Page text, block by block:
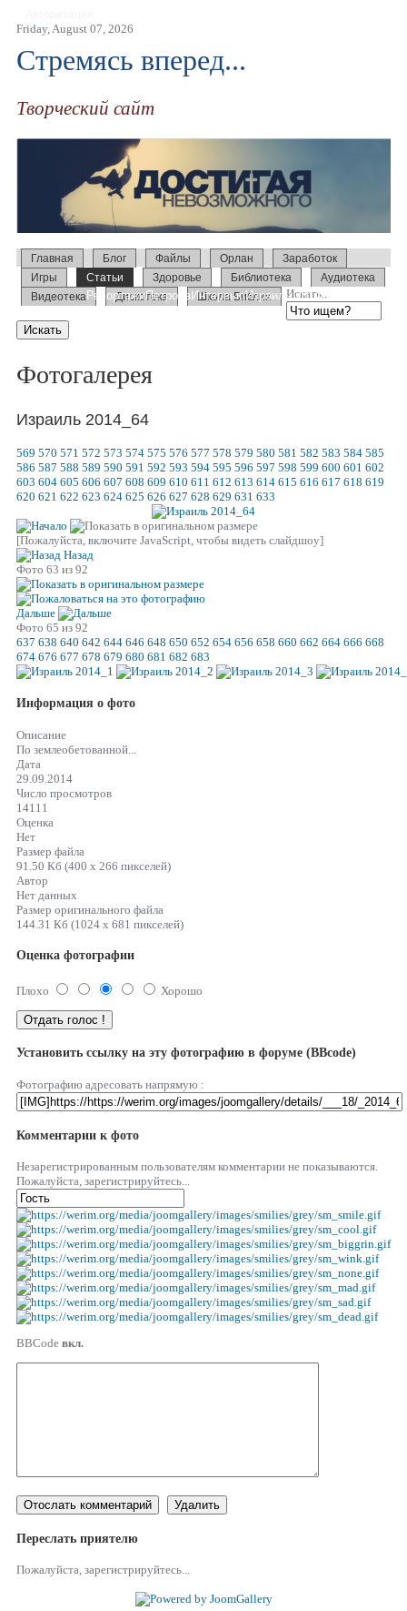
Friday, August 07, 2026
Стремясь вперед...
Творческий сайт
Главная Блог Файлы Орлан
Заработок
Игры
Статьи
РепортажиПетрова ИнтервьюИзраиль 2014Усыновление
Здоровье Библиотека
Аудиотека
Видеотека
Дискотека Школа Библии Искать...
Фотогалерея
Израиль 2014_64
569 570 571 572 573 574 575 576 577 578 579 580 581 582 583 584 585
586 587 588 589 590 591 592 593 594 595 596 597 598 599 600 601 602
603 604 605 606 607 608 609 610 611 612 613 614 615 616 617 618 619
620 621 622 623 624 625 626 627 628 629 631 633
[Пожалуйста, включите JavaScript, чтобы видеть слайдшоу]
Назад
Фото 63 из 92
Дальше
Фото 65 из 92
637 638 640 642 644 646 648 650 652 654 656 658 660 662 664 666 668
674 676 677 678 679 680 681 682 683
Информация о фото
Описание
По землеобетованной...
Дата
29.09.2014
Число просмотров
14111
Оценка
Нет
Размер файла
91.50 Кб (400 x 266 пикселей)
Автор
Нет данных
Размер оригинального файла
144.31 Кб (1024 x 681 пикселей)
Оценка фотографии
Плохо Хорошо
Установить ссылку на эту фотографию в форуме (BBcode)
Фотографию адресовать напрямую :
Комментарии к фото
Незарегистрированным пользователям комментарии не показываются.
Пожалуйста, зарегистрируйтесь...
BBCode вкл.
Переслать приятелю
Пожалуйста, зарегистрируйтесь...